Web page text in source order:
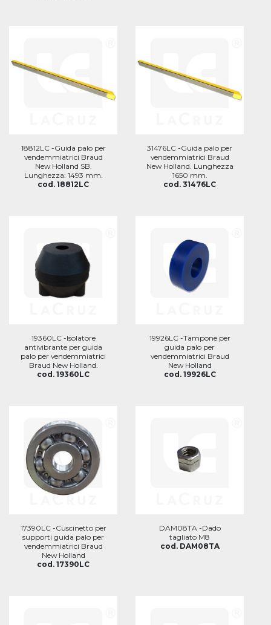
18812LC -Guida palo per
vendemmiatrici Braud
New Holland SB.
Lunghezza: 1493 mm.
cod. 18812LC
31476LC -Guida palo per
vendemmiatrici Braud
New Holland. Lunghezza
1650 mm.
cod. 31476LC
19360LC -Isolatore
antivibrante per guida
palo per vendemmiatrici
Braud New Holland.
cod. 19360LC
19926LC -Tampone per
guida palo per
vendemmiatrici Braud
New Holland
cod. 19926LC
17390LC -Cuscinetto per
supporti guida palo per
vendemmiatrici Braud
New Holland
cod. 17390LC
DAM08TA -Dado
tagliato M8
cod. DAM08TA